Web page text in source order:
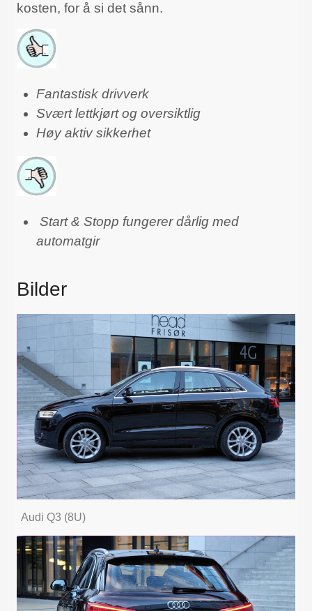
kosten, for å si det sånn.
Fantastisk drivverk
Svært lettkjørt og oversiktlig
Høy aktiv sikkerhet
Start & Stopp fungerer dårlig med
automatgir
Bilder
Audi Q3 (8U)